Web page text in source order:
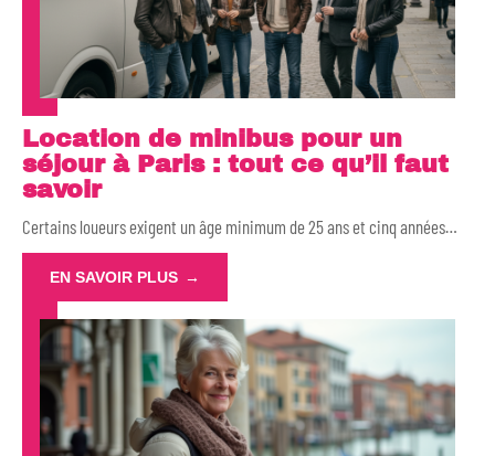
Location de minibus pour un
séjour à Paris : tout ce qu’il faut
savoir
Certains loueurs exigent un âge minimum de 25 ans et cinq années…
EN SAVOIR PLUS